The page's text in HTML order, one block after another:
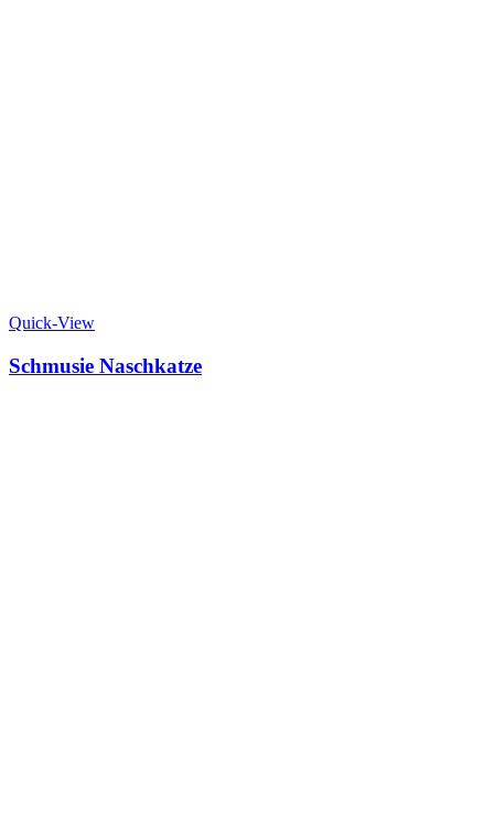
Quick-View
Schmusie Naschkatze